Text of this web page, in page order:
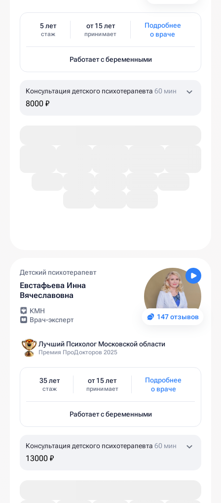
5 лет
стаж
от 15 лет
принимает
Подробнее
о враче
Работает с беременными
Консультация детского психотерапевта 60 мин
8000 ₽
147 отзывов
Детский психотерапевт
Евстафьева Инна
Вячеславовна
КМН
Врач-эксперт
Лучший Психолог Московской области
Премия ПроДокторов 2025
35 лет
стаж
от 15 лет
принимает
Подробнее
о враче
Работает с беременными
Консультация детского психотерапевта 60 мин
13000 ₽